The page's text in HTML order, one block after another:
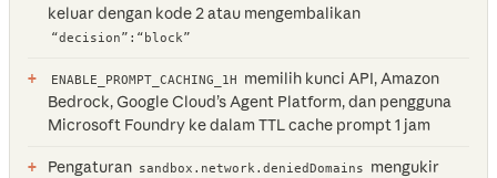
keluar dengan kode 2 atau mengembalikan
“decision”:“block”
ENABLE_PROMPT_CACHING_1H
memilih kunci API, Amazon
Bedrock, Google Cloud’s Agent Platform, dan pengguna
Microsoft Foundry ke dalam TTL cache prompt 1 jam
Pengaturan sandbox.network.deniedDomains
mengukir